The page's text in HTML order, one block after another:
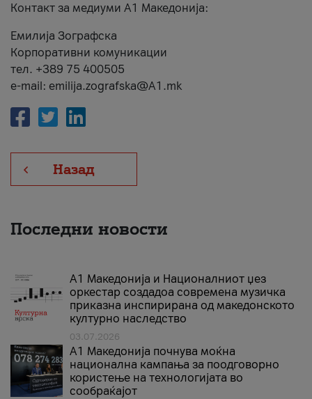
Контакт за медиуми А1 Македонија:
Емилија Зографска
Корпоративни комуникации
тел. +389 75 400505
e-mail: emilija.zografska@A1.mk
Назад
Последни новости
А1 Македонија и Националниот џез
оркестар создадоа современа музичка
приказна инспирирана од македонското
културно наследство
03.07.2026
A1 Македонија почнува моќна
национална кампања за поодговорно
користење на технологијата во
сообраќајот